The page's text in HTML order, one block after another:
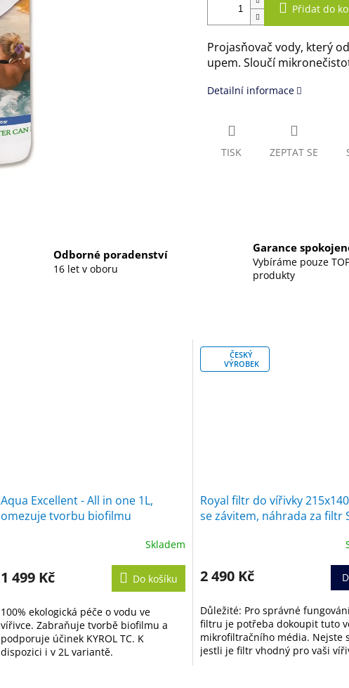
Přidat do
Projasňovač vody, který
upem. Sloučí
Detailní informace
TISK ZEPTAT SE
Odborné poradenství
16 let v oboru
Garance
Vybíráme pouze
produkty
Aqua Excellent - All in one 1L,
omezuje tvorbu biofilmu
produktu
je
z
5
hvězdiček.
Skladem
1 499 Kč Do košíku
100% ekologická péče o vodu ve
vířivce. Zabraňuje tvorbě biofilmu a
podporuje účinek KYROL TC. K
dispozici i v 2L variantě.
ČESKÝ
VÝROBEK
Royal filtr do vířivky
se závitem, náhrada za filtr
produktu
z
5
hvězdiček.
2 490 Kč
Důležité: Pro správné
filtru je potřeba dokoupit tuto
mikrofiltračního média. Nejste
jestli je filtr vhodný pro vaši